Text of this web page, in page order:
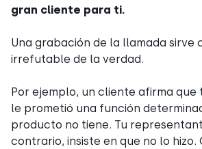
gran cliente para ti.
Una grabación de la llamada sirve
irrefutable de la verdad.
Por ejemplo, un cliente afirma
le prometió una función
producto no tiene. Tu
contrario, insiste en que no lo hizo.